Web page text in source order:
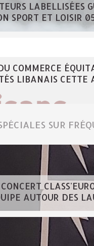
LABELLISÉES
SPORT ET LOISIR
COMMERCE
LIBANAIS CETTE
SUR
AUTOUR DES